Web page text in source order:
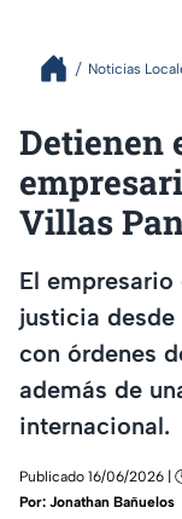
Noticias
Detienen
Villas
El
justicia
con órdenes
además de
internacional.
Publicado 16/06/2026 |
Por: Jonathan Bañuelos